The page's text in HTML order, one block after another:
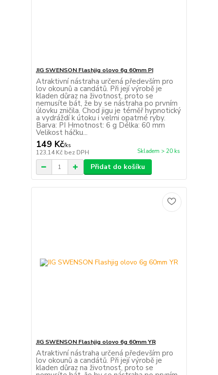
JIG SWENSON Flashjig olovo 6g 60mm PI
Atraktivní nástraha určená především pro
lov okounů a candátů. Při její výrobě je
kladen důraz na životnost, proto se
nemusíte bát, že by se nástraha po prvním
úlovku zničila. Chod jigu je téměř hypnotický
a vydráždí k útoku i velmi opatrné ryby.
Barva: PI Hmotnost: 6 g Délka: 60 mm
Velikost háčku...
149 Kč/ks
123,14 Kč bez DPH Skladem > 20 ks
Přidat do košíku
JIG SWENSON Flashjig olovo 6g 60mm YR
Atraktivní nástraha určená především pro
lov okounů a candátů. Při její výrobě je
kladen důraz na životnost, proto se